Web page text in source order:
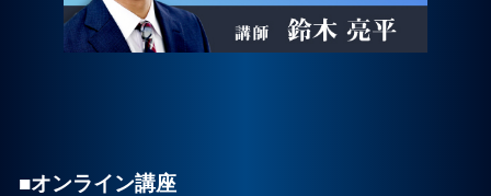
よくあるご質問
■オンライン講座